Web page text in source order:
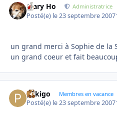
Mary Ho Administratrice
Posté(e) le 23 septembre 2007
un grand merci à Sophie de la
un grand coeur et fait
pekigo Membres en vacance
Posté(e) le 23 septembre 2007